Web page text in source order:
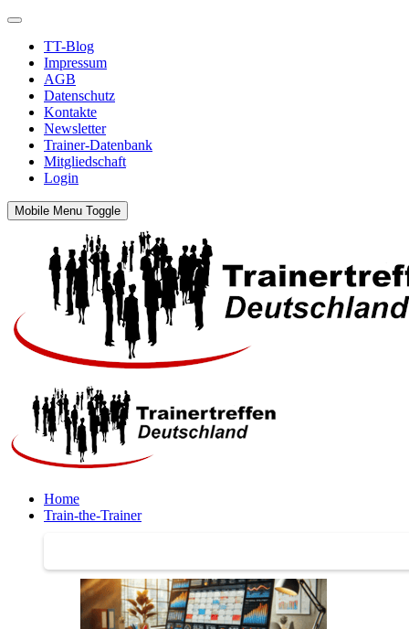
TT-Blog
Impressum
AGB
Datenschutz
Kontakte
Newsletter
Trainer-Datenbank
Mitgliedschaft
Login
Mobile Menu Toggle
Home
Train-the-Trainer